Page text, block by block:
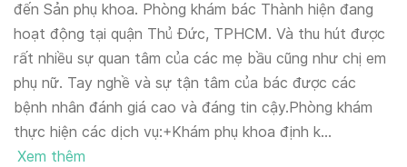
đến Sản phụ khoa. Phòng khám bác Thành hiện đang
hoạt động tại quận Thủ Đức, TPHCM. Và thu hút được
rất nhiều sự quan tâm của các mẹ bầu cũng như chị em
phụ nữ. Tay nghề và sự tận tâm của bác được các
bệnh nhân đánh giá cao và đáng tin cậy.Phòng khám
thực hiện các dịch vụ:+Khám phụ khoa định k...
Xem thêm